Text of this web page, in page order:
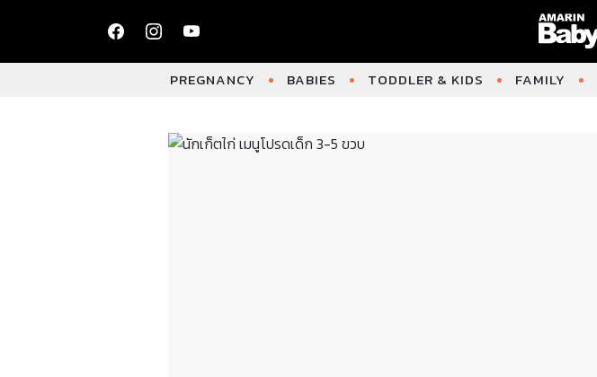
PREGNANCY BABIES TODDLER & KIDS FAMILY